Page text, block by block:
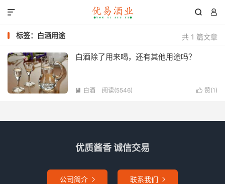
 

共 1 篇文章
标签：白酒用途
白酒除了用来喝，还有其他用途吗？
 赞(1 )
 白酒 阅读(5546)
优质酱香 诚信交易
公司简介  联系我们 